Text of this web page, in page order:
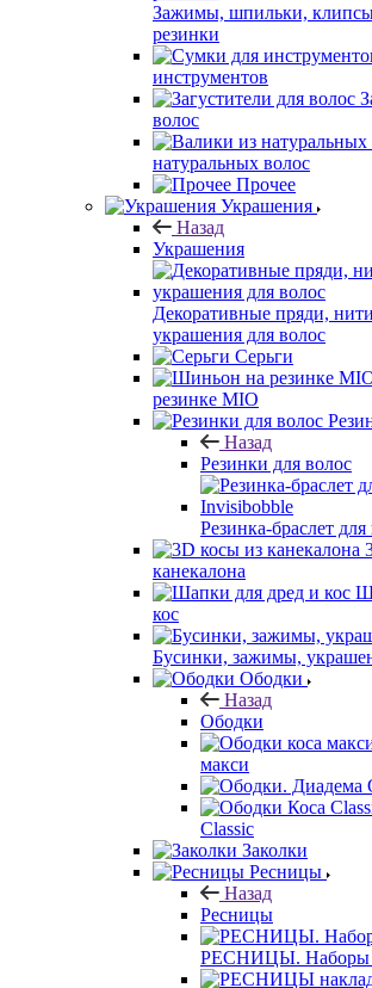
Зажимы, шпильки,
резинки
инструментов
волос
натуральных волос
Прочее
Украшения
Назад
Украшения
Декоративные пряди,
украшения для волос
Серьги
резинке MIO
Назад
Резинки для волос
Резинка-браслет
канекалона
кос
Бусинки, зажимы,
Ободки
Назад
Ободки
макси
Classic
Заколки
Ресницы
Назад
Ресницы
РЕСНИЦЫ. Наборы